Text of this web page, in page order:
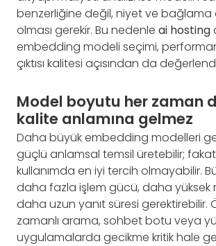
benzerliğine değil, niyet ve bağlama
olması gerekir. Bu nedenle ai hosting
embedding modeli seçimi,
çıktısı kalitesi açısından da
Model boyutu her zaman
kalite anlamına gelmez
Daha büyük embedding modelleri
güçlü anlamsal temsil üretebilir;
kullanımda en iyi tercih olmayabilir.
daha fazla işlem gücü, daha yüksek
daha uzun yanıt süresi gerektirebilir.
zamanlı arama, sohbet botu veya
uygulamalarda gecikme kritik hale